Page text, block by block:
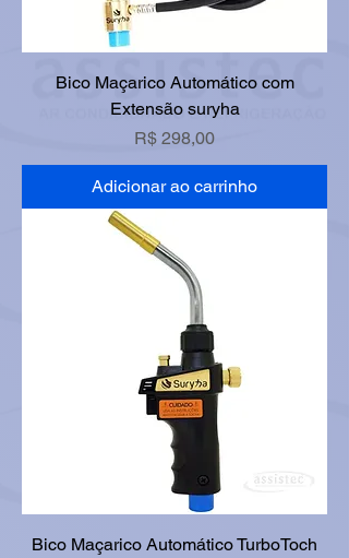
Bico Maçarico Automático com
Extensão suryha
Preço
R$ 298,00
Adicionar ao carrinho
Bico Maçarico Automático TurboToch